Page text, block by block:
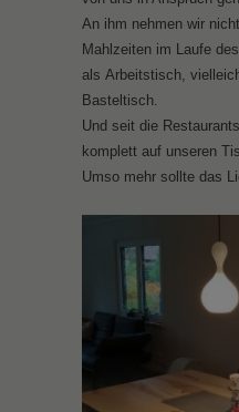
An ihm nehmen wir
Mahlzeiten im Laufe
als Arbeitstisch,
Basteltisch.
Und seit die
komplett auf unseren
Umso mehr sollte das